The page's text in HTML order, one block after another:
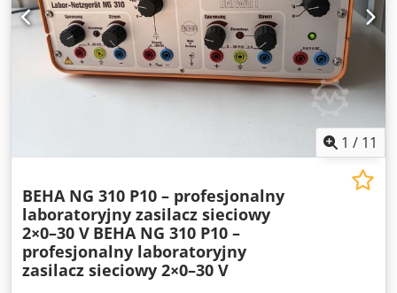
1 / 11
BEHA NG 310 P10 – profesjonalny
laboratoryjny zasilacz sieciowy
2×0–30 V BEHA NG 310 P10 –
profesjonalny laboratoryjny
zasilacz sieciowy 2×0–30 V